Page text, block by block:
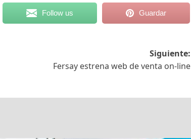
Follow us Guardar
Siguiente:
Fersay estrena web de venta on-line